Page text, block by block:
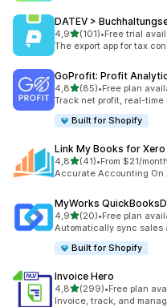
DATEV >
4,9z 5 hvězd
(101)
Celkový počet recenzí: 101
•Free trial
The export app for tax
GoProfit: Profit
4,8z 5 hvězd
(85)
Celkový počet recenzí: 85
•Free plan
Track net profit, real-
Built for Shopify
Link My Books for Xero
4,8z 5 hvězd
(41)
Celkový počet recenzí: 41
•From $21/month
Accurate Accounting On
MyWorks
4,9z 5 hvězd
(20)
Celkový počet recenzí: 20
•Free plan
Automatically sync sales
Built for Shopify
Invoice Hero
4,8z 5 hvězd
(299)
Celkový počet recenzí:
•Free plan
Invoice, track, and